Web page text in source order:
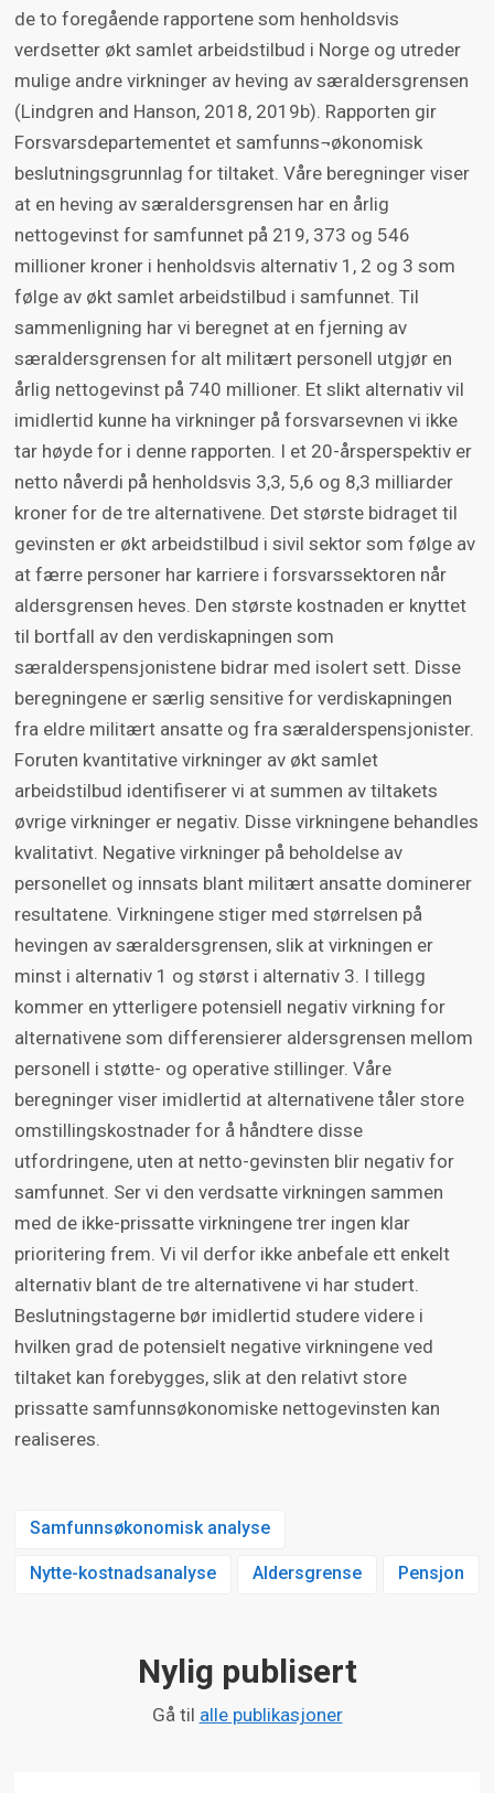
de to foregående rapportene som henholdsvis
verdsetter økt samlet arbeidstilbud i Norge og utreder
mulige andre virkninger av heving av særaldersgrensen
(Lindgren and Hanson, 2018, 2019b). Rapporten gir
Forsvarsdepartementet et samfunns¬økonomisk
beslutningsgrunnlag for tiltaket. Våre beregninger viser
at en heving av særaldersgrensen har en årlig
nettogevinst for samfunnet på 219, 373 og 546
millioner kroner i henholdsvis alternativ 1, 2 og 3 som
følge av økt samlet arbeidstilbud i samfunnet. Til
sammenligning har vi beregnet at en fjerning av
særaldersgrensen for alt militært personell utgjør en
årlig nettogevinst på 740 millioner. Et slikt alternativ vil
imidlertid kunne ha virkninger på forsvarsevnen vi ikke
tar høyde for i denne rapporten. I et 20-årsperspektiv er
netto nåverdi på henholdsvis 3,3, 5,6 og 8,3 milliarder
kroner for de tre alternativene. Det største bidraget til
gevinsten er økt arbeidstilbud i sivil sektor som følge av
at færre personer har karriere i forsvarssektoren når
aldersgrensen heves. Den største kostnaden er knyttet
til bortfall av den verdiskapningen som
særalderspensjonistene bidrar med isolert sett. Disse
beregningene er særlig sensitive for verdiskapningen
fra eldre militært ansatte og fra særalderspensjonister.
Foruten kvantitative virkninger av økt samlet
arbeidstilbud identifiserer vi at summen av tiltakets
øvrige virkninger er negativ. Disse virkningene behandles
kvalitativt. Negative virkninger på beholdelse av
personellet og innsats blant militært ansatte dominerer
resultatene. Virkningene stiger med størrelsen på
hevingen av særaldersgrensen, slik at virkningen er
minst i alternativ 1 og størst i alternativ 3. I tillegg
kommer en ytterligere potensiell negativ virkning for
alternativene som differensierer aldersgrensen mellom
personell i støtte- og operative stillinger. Våre
beregninger viser imidlertid at alternativene tåler store
omstillingskostnader for å håndtere disse
utfordringene, uten at netto-gevinsten blir negativ for
samfunnet. Ser vi den verdsatte virkningen sammen
med de ikke-prissatte virkningene trer ingen klar
prioritering frem. Vi vil derfor ikke anbefale ett enkelt
alternativ blant de tre alternativene vi har studert.
Beslutningstagerne bør imidlertid studere videre i
hvilken grad de potensielt negative virkningene ved
tiltaket kan forebygges, slik at den relativt store
prissatte samfunnsøkonomiske nettogevinsten kan
realiseres.
Samfunnsøkonomisk analyse
Nytte-kostnadsanalyse Aldersgrense Pensjon
Nylig publisert
Gå til alle publikasjoner